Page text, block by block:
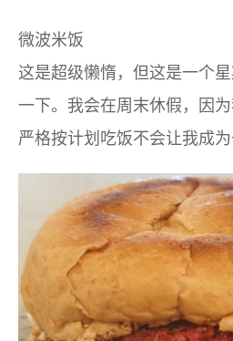
微波米饭
这是超级懒惰，但这是一个
一下。我会在周末休假，因
严格按计划吃饭不会让我成为